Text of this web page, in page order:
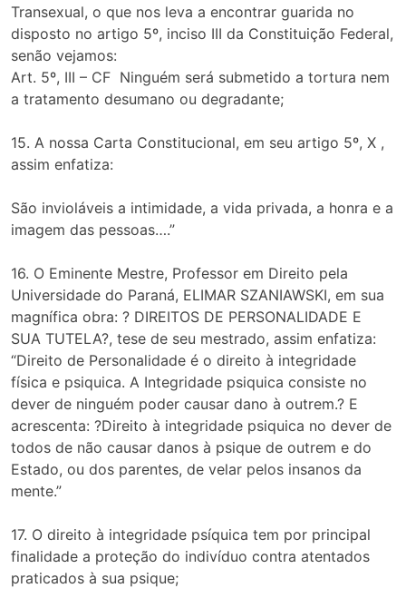
Transexual, o que nos leva a encontrar guarida no
disposto no artigo 5º, inciso III da Constituição Federal,
senão vejamos:
Art. 5º, III – CF Ninguém será submetido a tortura nem
a tratamento desumano ou degradante;
15. A nossa Carta Constitucional, em seu artigo 5º, X ,
assim enfatiza:
São invioláveis a intimidade, a vida privada, a honra e a
imagem das pessoas….”
16. O Eminente Mestre, Professor em Direito pela
Universidade do Paraná, ELIMAR SZANIAWSKI, em sua
magnífica obra: ? DIREITOS DE PERSONALIDADE E
SUA TUTELA?, tese de seu mestrado, assim enfatiza:
“Direito de Personalidade é o direito à integridade
física e psiquica. A Integridade psiquica consiste no
dever de ninguém poder causar dano à outrem.? E
acrescenta: ?Direito à integridade psiquica no dever de
todos de não causar danos à psique de outrem e do
Estado, ou dos parentes, de velar pelos insanos da
mente.”
17. O direito à integridade psíquica tem por principal
finalidade a proteção do indivíduo contra atentados
praticados à sua psique;